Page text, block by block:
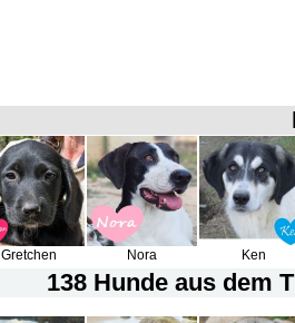
Gretchen Nora Ken
138 Hunde aus dem